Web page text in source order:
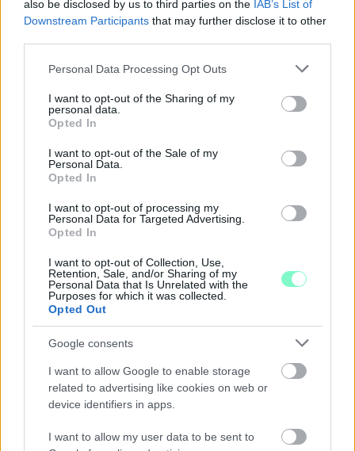
also be disclosed by us to third parties on the IAB’s List of
Downstream Participants that may further disclose it to other
Please note that this website/app uses one or more Google
not limited to your visit or usage behaviour. You may click to
grant or deny consent to Google and its third-party tags to
use your data for below specified purposes in below Google
consent section.
Personal Data Processing Opt Outs
I want to opt-out of the Sharing of my
personal data.
Opted In
I want to opt-out of the Sale of my
Personal Data.
Opted In
I want to opt-out of processing my
Personal Data for Targeted Advertising.
Opted In
I want to opt-out of Collection, Use,
Retention, Sale, and/or Sharing of my
Personal Data that Is Unrelated with the
Purposes for which it was collected.
Opted Out
Google consents
I want to allow Google to enable storage
related to advertising like cookies on web or
device identifiers in apps.
I want to allow my user data to be sent to
támad kedve kirándulni a természetbe.
ÖRÖMHÍR: TÍZ ÉVE NEM VOLT ILYEN ALACSONY AZ